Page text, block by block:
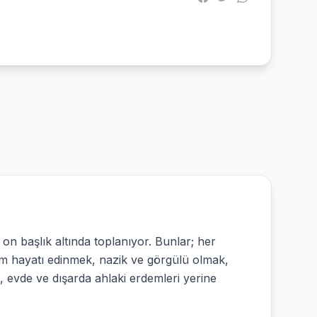
başlık altında toplanıyor. Bunlar; her
hayatı edinmek, nazik ve görgülü olmak,
ve dışarda ahlaki erdemleri yerine